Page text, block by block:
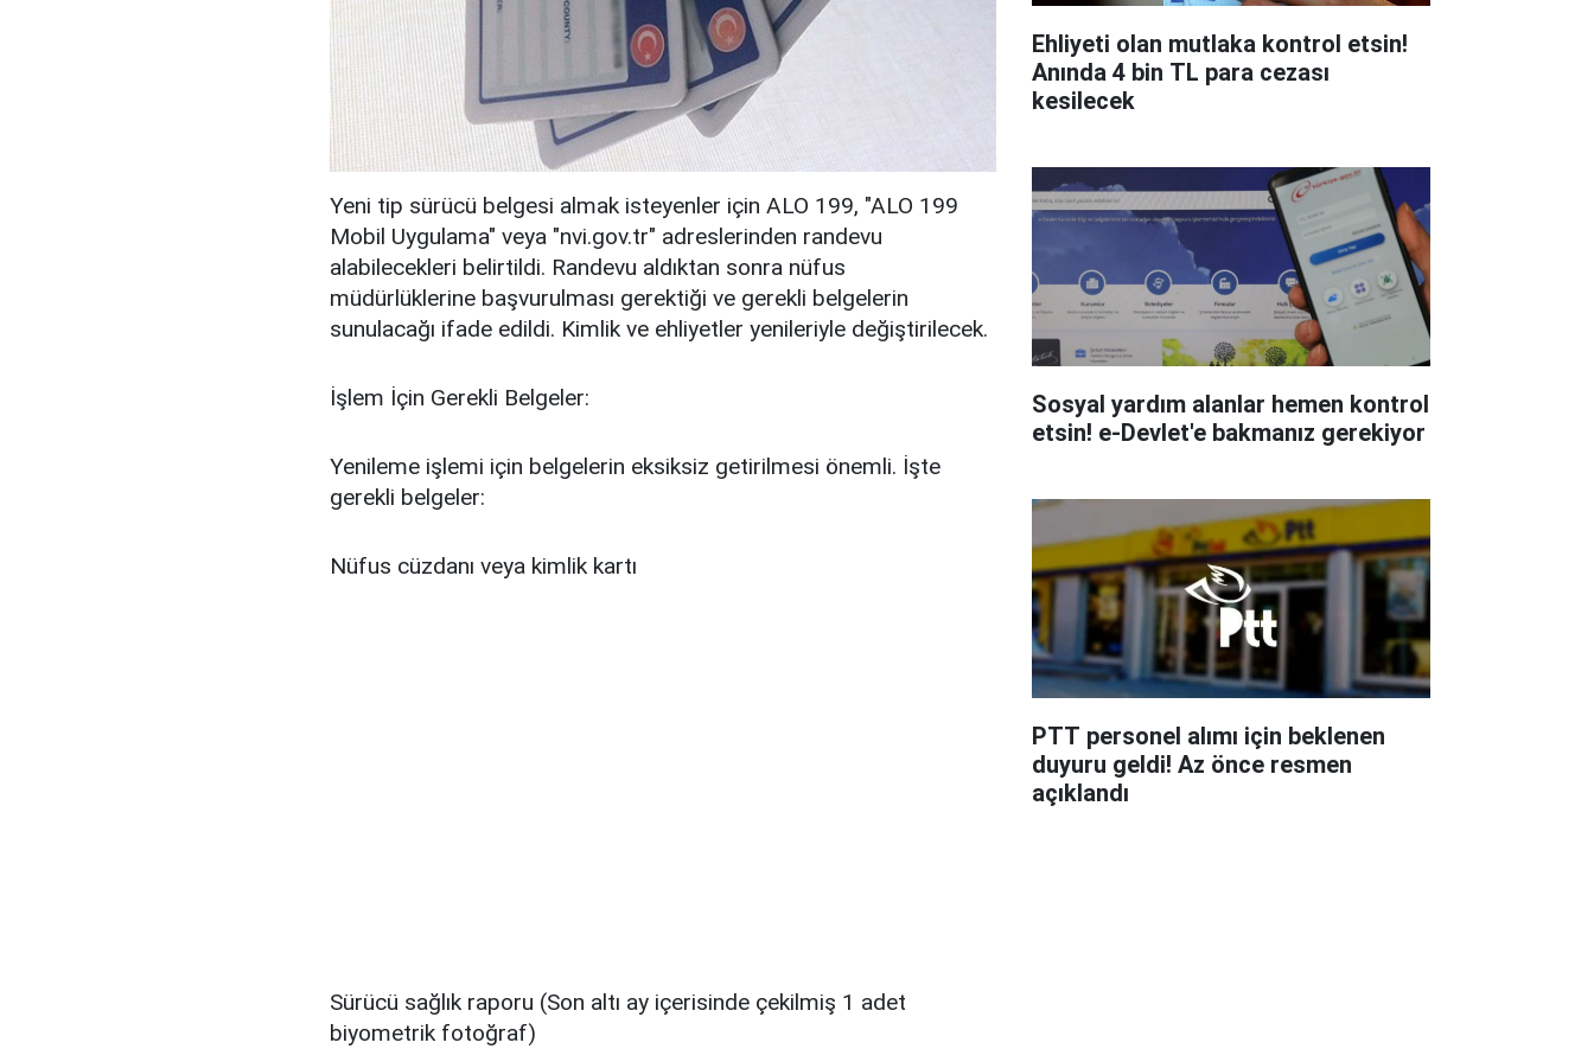
Yeni tip sürücü belgesi almak isteyenler için ALO 199, "ALO 199
Mobil Uygulama" veya "nvi.gov.tr" adreslerinden randevu
alabilecekleri belirtildi. Randevu aldıktan sonra nüfus
müdürlüklerine başvurulması gerektiği ve gerekli belgelerin
sunulacağı ifade edildi. Kimlik ve ehliyetler yenileriyle değiştirilecek.
İşlem İçin Gerekli Belgeler:
Yenileme işlemi için belgelerin eksiksiz getirilmesi önemli. İşte
gerekli belgeler:
Nüfus cüzdanı veya kimlik kartı
Sürücü sağlık raporu (Son altı ay içerisinde çekilmiş 1 adet
biyometrik fotoğraf)
Ehliyeti olan mutlaka kontrol etsin!
Anında 4 bin TL para cezası
kesilecek
Sosyal yardım alanlar hemen kontrol
etsin! e-Devlet'e bakmanız gerekiyor
PTT personel alımı için beklenen
duyuru geldi! Az önce resmen
açıklandı